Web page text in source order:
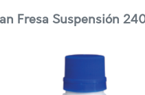
Fresa Suspensión